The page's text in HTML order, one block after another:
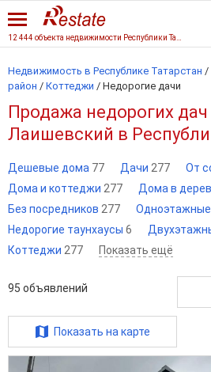
Недвижимость в Республике Татарстан /
район / Коттеджи / Недорогие дачи
Продажа недорогих
Лаишевский в
Дешевые дома 77 Дачи 277 От
Дома и коттеджи 277 Дома в
Без посредников 277
Недорогие таунхаусы 6
Коттеджи 277 Показать ещё
95 объявлений
Показать на карте